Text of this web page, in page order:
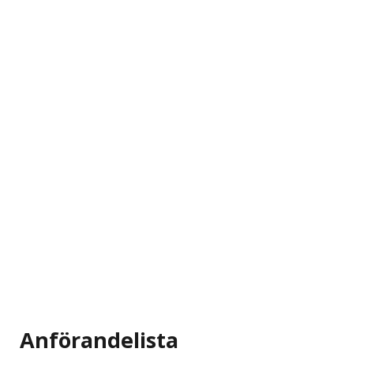
Anförandelista